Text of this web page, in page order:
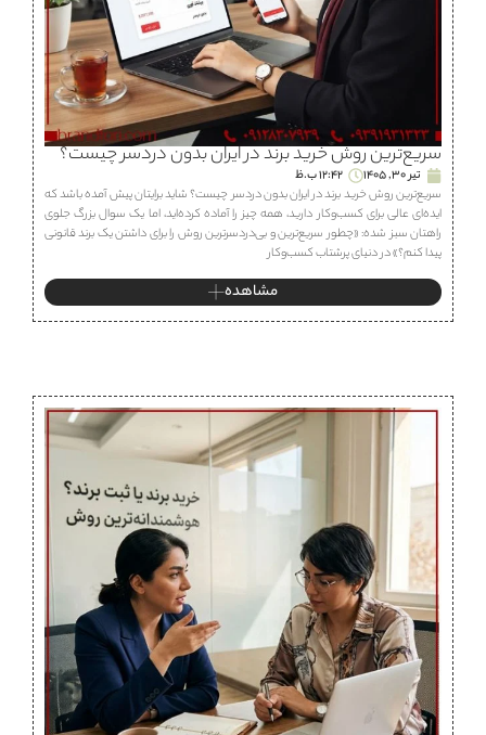
سریع‌ترین روش خرید برند در ایران بدون دردسر چیست؟
تیر 30, 1405
12:42 ب.ظ
سریع‌ترین روش خرید برند در ایران بدون دردسر چیست؟ شاید برایتان پیش آمده باشد که
ایده‌ای عالی برای کسب‌وکار دارید، همه چیز را آماده کرده‌اید، اما یک سوال بزرگ جلوی
راهتان سبز شده: «چطور سریع‌ترین و بی‌دردسرترین روش را برای داشتن یک برند قانونی
پیدا کنم؟» در دنیای پرشتاب کسب‌وکار
مشاهده